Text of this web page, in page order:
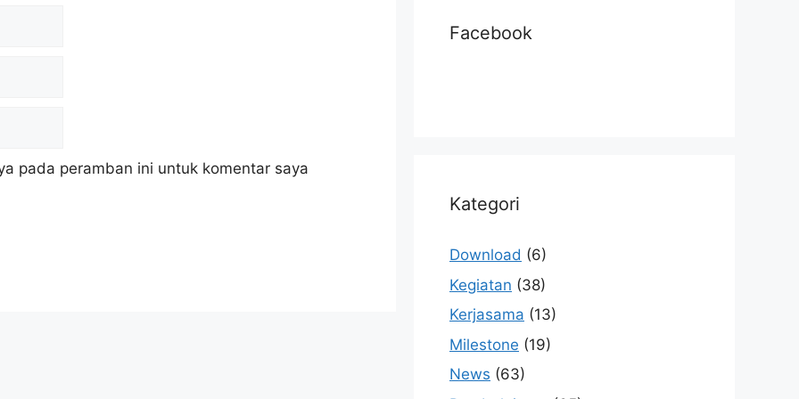
pada peramban ini untuk komentar saya
Facebook
Kategori
Download (6)
Kegiatan (38)
Kerjasama (13)
Milestone (19)
News (63)